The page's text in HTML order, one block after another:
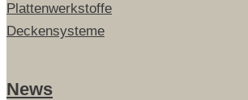
Plattenwerkstoffe
Deckensysteme
News